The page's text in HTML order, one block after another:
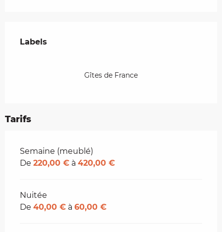
Labels
Labels
Gîtes de France
Tarifs
Tarifs 2026
Semaine (meublé)
De 220,00 € à 420,00 €
Nuitée
De 40,00 € à 60,00 €